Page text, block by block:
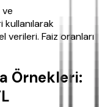
ve
Faiz oranları
Örnekleri: